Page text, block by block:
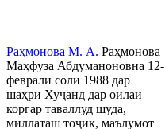
Раҳмонова М. А. Раҳмонова
Маҳфуза Абдуманоновна 12-
феврали соли 1988 дар
шаҳри Хуҷанд дар оилаи
коргар таваллуд шуда,
миллаташ тоҷик, маълумот